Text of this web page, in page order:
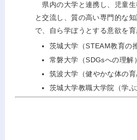
県内の大学と連携し、児童
と交流し、質の高い専門的な
で、自ら学ぼうとする意欲を育
茨城大学（STEAM教育の
常磐大学（SDGsへの理解）
筑波大学（健やかな体の育
茨城大学教職大学院（学ぶ